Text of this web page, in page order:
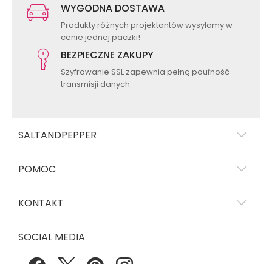
WYGODNA DOSTAWA
Produkty różnych projektantów wysyłamy w
cenie jednej paczki!
BEZPIECZNE ZAKUPY
Szyfrowanie SSL zapewnia pełną poufność
transmisji danych
SALTANDPEPPER
POMOC
KONTAKT
SOCIAL MEDIA